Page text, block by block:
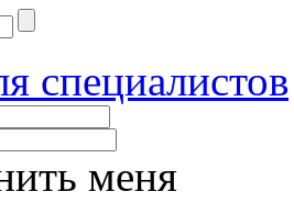
специалистов
меня